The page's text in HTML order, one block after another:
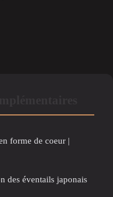
forme de coeur |
des éventails japonais